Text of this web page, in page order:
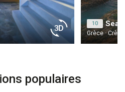
10
Grèce · Crète
populaires